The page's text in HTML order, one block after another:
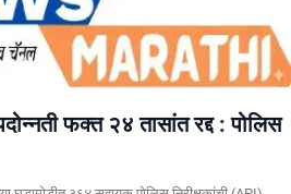
फक्त २४ तासांत रद्द : पोलिस